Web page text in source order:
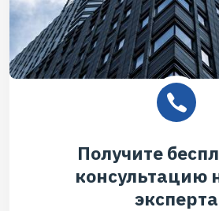
Получите
консультацию
эксперта